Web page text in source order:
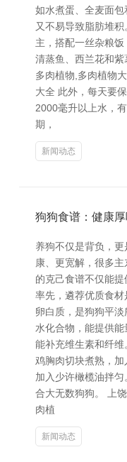
如水煮蛋、全麦面包
又不易导致脂肪堆
主，搭配一丝杂粮
清蒸鱼、西兰花和
多肉植物,多肉植物
大全 此外，每天要
2000毫升以上水，
期，
新闻动态
狗狗食谱：健康
养狗不仅是背负，
康、更宽解，很多
的克己食谱不仅能提
率先，遴荐优质食
卵白质，是狗狗平
水化合物，能提供
能补充维生素和纤
鸡胸肉切块煮熟，
加入少许橄榄油拌
合大无数狗狗。 上
肉植
新闻动态